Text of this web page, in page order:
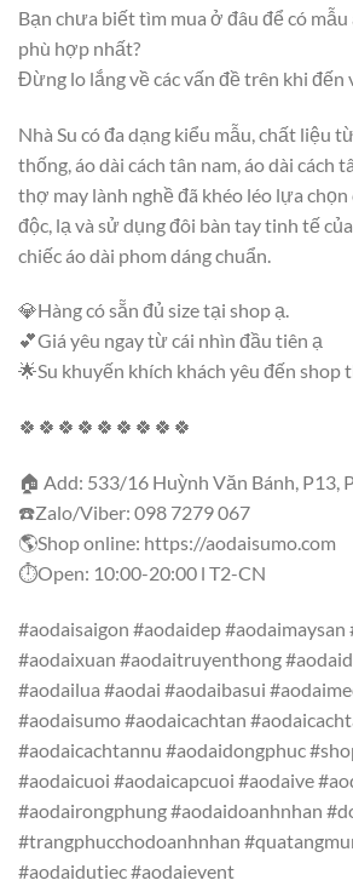
Bạn chưa biết tìm mua ở đâu để có mẫu
phù hợp nhất?
Đừng lo lắng về các vấn đề trên khi
Nhà Su có đa dạng kiểu mẫu, chất liệu
thống, áo dài cách tân nam, áo dài cách
thợ may lành nghề đã khéo léo lựa chọn
độc, lạ và sử dụng đôi bàn tay tinh tế
chiếc áo dài phom dáng chuẩn.
💎Hàng có sẵn đủ size tại shop ạ.
💕Giá yêu ngay từ cái nhìn đầu tiên ạ
🌟Su khuyến khích khách yêu đến shop
🍀🍀🍀🍀🍀🍀🍀🍀🍀
🏠 Add: 533/16 Huỳnh Văn Bánh, P13,
☎️Zalo/Viber: 098 7279 067
🌎Shop online: https://aodaisumo.com
⏱️Open: 10:00-20:00 l T2-CN
#aodaisaigon #aodaidep #aodaimaysan
#aodaixuan #aodaitruyenthong
#aodailua #aodai #aodaibasui
#aodaisumo #aodaicachtan
#aodaicachtannu #aodaidongphuc
#aodaicuoi #aodaicapcuoi #aodaive
#aodairongphung #aodaidoanhnhan
#trangphucchodoanhnhan
#aodaidutiec #aodaievent